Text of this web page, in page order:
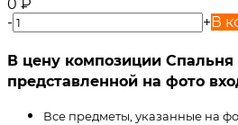
0 ₽
-
+В
В цену композиции
представленной на фото
Все предметы, указанные на